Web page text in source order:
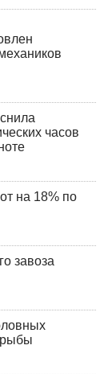
часов
на 18% по
завоза
рыбы